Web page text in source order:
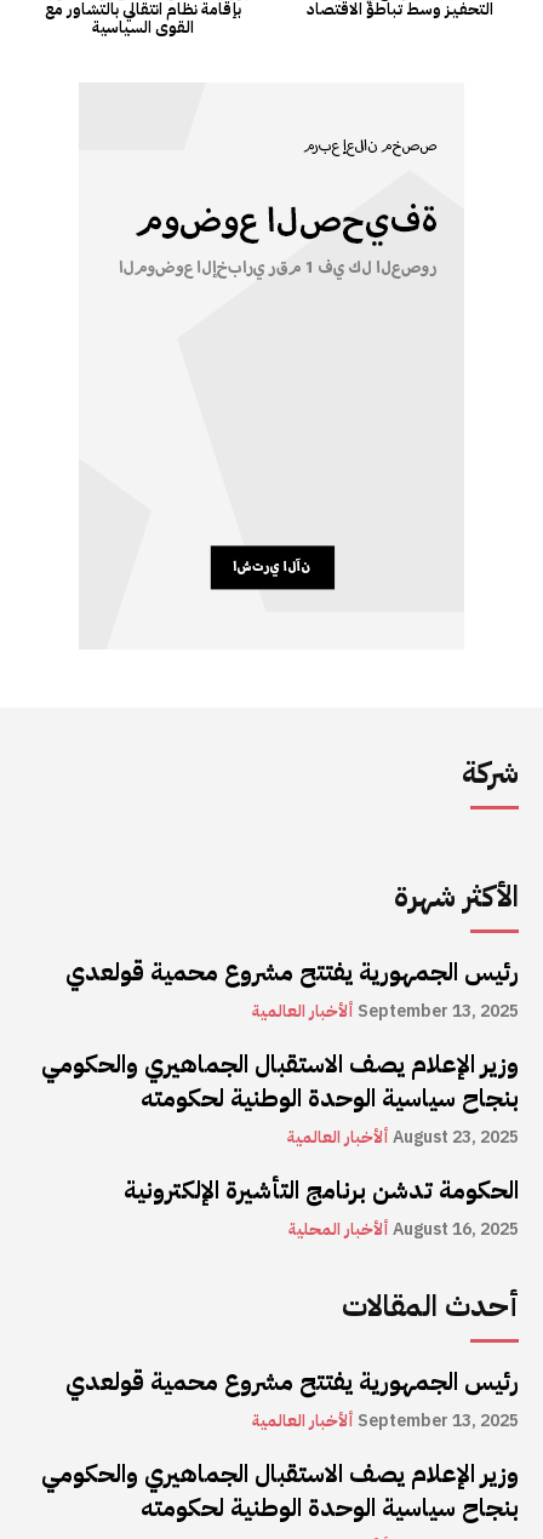
شركة
الأكثر شهرة
رئيس الجمهورية يفتتح مشروع محمية قولعدي
ألأخبار العالمية September 13, 2025
وزير الإعلام يصف الاستقبال الجماهيري والحكومي
بنجاح سياسية الوحدة الوطنية لحكومته
ألأخبار العالميةAugust 23, 2025
الحكومة تدشن برنامج التأشيرة الإلكترونية
ألأخبار المحليةAugust 16, 2025
أحدث المقالات
رئيس الجمهورية يفتتح مشروع محمية قولعدي
ألأخبار العالمية September 13, 2025
وزير الإعلام يصف الاستقبال الجماهيري والحكومي
بنجاح سياسية الوحدة الوطنية لحكومته